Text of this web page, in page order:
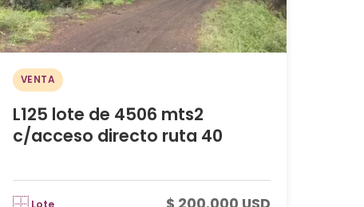
VENTA
L125 lote de 4506 mts2
c/acceso directo ruta 40